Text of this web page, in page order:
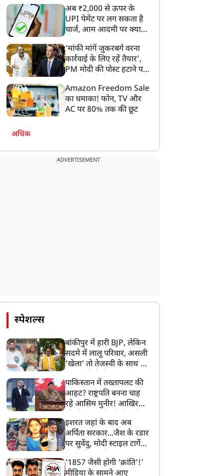
न्यूज
वैष्णो देवी मंदिर में 550 करोड़
में पंहुचा 20 टन चंडी
मामला
लाने पर Zero FIR की मांग,
सौरभ-अभिजीत के खिलाफ
अब ₹2,000 से ऊपर के
UPI पेमेंट पर लग सकता है
चार्ज, आम आदमी पर क्या
‘मांफी मांगें जुकरबर्ग वरना
कार्रवाई के लिए रहें तैयार’,
PM मोदी की पोस्ट हटाने पर
लगाई फटकार
Amazon Freedom Sale
का धमाका! फोन, TV और
AC पर 80% तक की छूट
अधिक
ADVERTISEMENT
स्पेशल्स
बांकीपुर में हारी BJP, लेकिन
सदमे में लालू परिवार, असली
‘खेला’ तो तेजस्वी के साथ हो
पाकिस्तान में तख्तापलट की
आहट? राष्ट्रपति बनना चाह
रहे आसिम मुनीर! आखिर
बनाया मोहरा?
इशरत जहां के बाद अब
अर्पिता सरकार...जैश के रडार
पर सुवेंदु, मोदी स्टाइल टार्गेट
बड़ा एक्शन!
'1857 जैसी होगी 'क्रांति'!'
मीडिया के सामने आए